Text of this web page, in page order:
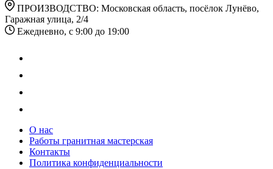
ПРОИЗВОДСТВО: Московская область, посёлок Лунёво,
Гаражная улица, 2/4
Ежедневно, с 9:00 до 19:00
О нас
Работы гранитная мастерская
Контакты
Политика конфиденциальности